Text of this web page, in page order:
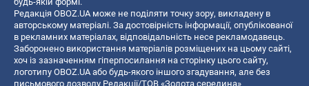
Редакція OBOZ.UA може не поділяти точку зору, викладену в
авторському матеріалі. За достовірність інформації, опублікованої
в рекламних матеріалах, відповідальність несе рекламодавець.
Заборонено використання матеріалів розміщених на цьому сайті,
хоч із зазначенням гіперпосилання на сторінку цього сайту,
логотипу OBOZ.UA або будь-якого іншого згадування, але без
письмового дозволу Редакції/ТОВ «Золота середина»